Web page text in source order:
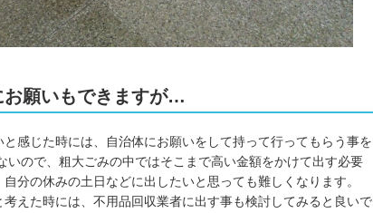
お願いもできますが…
感じた時には、自治体にお願いをして持って行ってもらう事を
ので、粗大ごみの中ではそこまで高い金額をかけて出す必要
分の休みの土日などに出したいと思っても難しくなります。
えた時には、不用品回収業者に出す事も検討してみると良いで